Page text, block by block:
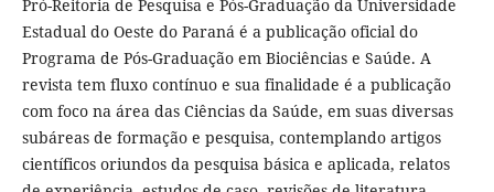
Pró-Reitoria de Pesquisa e Pós-Graduação da Universidade
Estadual do Oeste do Paraná é a publicação oficial do
Programa de Pós-Graduação em Biociências e Saúde. A
revista tem fluxo contínuo e sua finalidade é a publicação
com foco na área das Ciências da Saúde, em suas diversas
subáreas de formação e pesquisa, contemplando artigos
científicos oriundos da pesquisa básica e aplicada, relatos